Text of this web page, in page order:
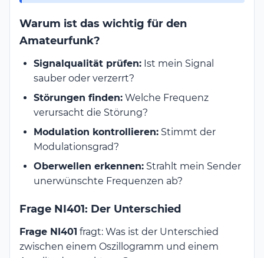
Warum ist das wichtig für den
Amateurfunk?
Signalqualität prüfen: Ist mein Signal
sauber oder verzerrt?
Störungen finden: Welche Frequenz
verursacht die Störung?
Modulation kontrollieren: Stimmt der
Modulationsgrad?
Oberwellen erkennen: Strahlt mein Sender
unerwünschte Frequenzen ab?
Frage NI401: Der Unterschied
Frage NI401 fragt: Was ist der Unterschied
zwischen einem Oszillogramm und einem